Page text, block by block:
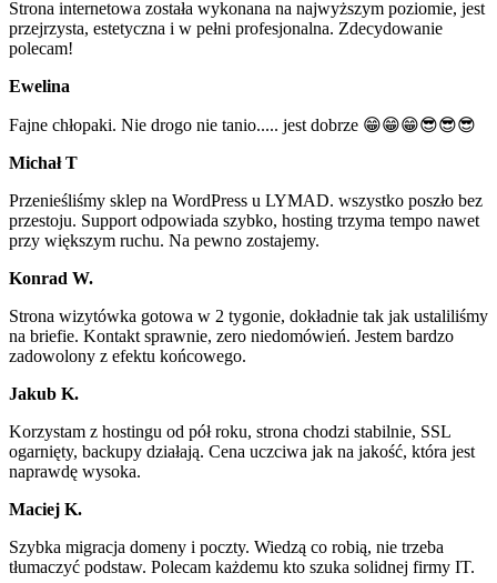
Strona internetowa została wykonana na najwyższym poziomie, jest
przejrzysta, estetyczna i w pełni profesjonalna. Zdecydowanie
polecam!
Ewelina
Fajne chłopaki. Nie drogo nie tanio..... jest dobrze 😁😁😁😎😎😎
Michał T
Przenieśliśmy sklep na WordPress u LYMAD. wszystko poszło bez
przestoju. Support odpowiada szybko, hosting trzyma tempo nawet
przy większym ruchu. Na pewno zostajemy.
Konrad W.
Strona wizytówka gotowa w 2 tygonie, dokładnie tak jak ustaliliśmy
na briefie. Kontakt sprawnie, zero niedomówień. Jestem bardzo
zadowolony z efektu końcowego.
Jakub K.
Korzystam z hostingu od pół roku, strona chodzi stabilnie, SSL
ogarnięty, backupy działają. Cena uczciwa jak na jakość, która jest
naprawdę wysoka.
Maciej K.
Szybka migracja domeny i poczty. Wiedzą co robią, nie trzeba
tłumaczyć podstaw. Polecam każdemu kto szuka solidnej firmy IT.